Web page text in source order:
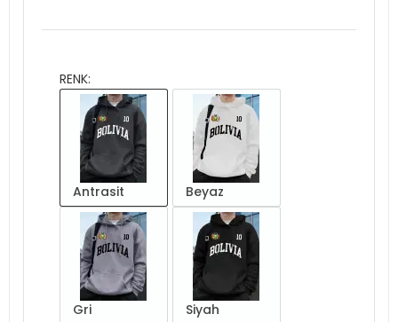
RENK:
Antrasit Beyaz
Gri
Siyah